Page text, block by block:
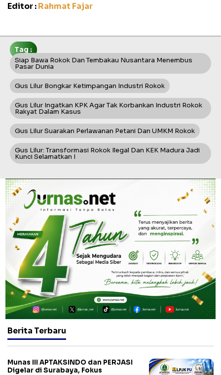
Editor :Rahmat Fajar
Tag :
Siap Bawa Rokok Dan Tembakau Nusantara Menembus
Pasar Dunia
Gus Lilur Bongkar Ketimpangan Industri Rokok
Gus Lilur Ingatkan KPK Agar Tak Korbankan Industri Rokok
Rakyat Dalam Kasus
Gus Lilur Suarakan Perlawanan Petani Dan UMKM Rokok
Gus Lilur: Transformasi Rokok Ilegal Dan KEK Madura Jadi
Kunci Selamatkan I
Berita Terbaru
Munas III APTAKSINDO dan PERJASI
Digelar di Surabaya, Fokus